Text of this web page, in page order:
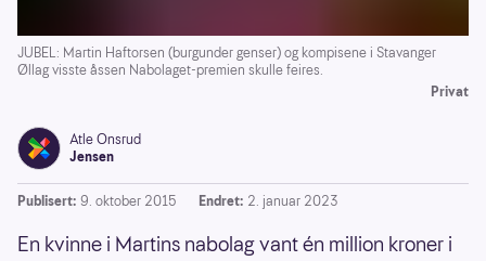
JUBEL: Martin Haftorsen (burgunder genser) og kompisene i Stavanger
Øllag visste åssen Nabolaget-premien skulle feires.
Privat
Atle Onsrud
Jensen
Publisert: 9. oktober 2015 Endret: 2. januar 2023
En kvinne i Martins nabolag vant én million kroner i